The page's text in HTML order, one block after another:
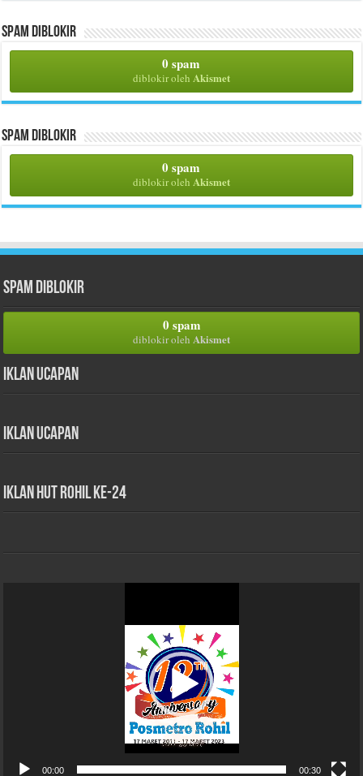
Spam Diblokir
0 spam
diblokir oleh Akismet
Spam Diblokir
0 spam
diblokir oleh Akismet
Spam Diblokir
0 spam
diblokir oleh Akismet
Iklan Ucapan
Iklan Ucapan
iklan HUT Rohil Ke-24
00:00 00:30